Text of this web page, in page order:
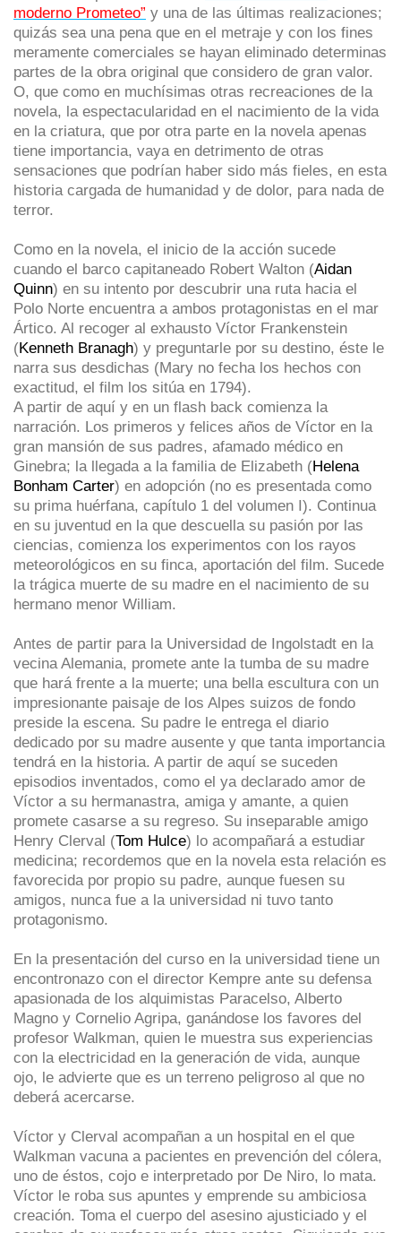
moderno Prometeo” y una de las últimas realizaciones;
quizás sea una pena que en el metraje y con los fines
meramente comerciales se hayan eliminado determinas
partes de la obra original que considero de gran valor.
O, que como en muchísimas otras recreaciones de la
novela, la espectacularidad en el nacimiento de la vida
en la criatura, que por otra parte en la novela apenas
tiene importancia, vaya en detrimento de otras
sensaciones que podrían haber sido más fieles, en esta
historia cargada de humanidad y de dolor, para nada de
terror.
Como en la novela, el inicio de la acción sucede
cuando el barco capitaneado Robert Walton (Aidan
Quinn) en su intento por descubrir una ruta hacia el
Polo Norte encuentra a ambos protagonistas en el mar
Ártico. Al recoger al exhausto Víctor Frankenstein
(Kenneth Branagh) y preguntarle por su destino, éste le
narra sus desdichas (Mary no fecha los hechos con
exactitud, el film los sitúa en 1794).
A partir de aquí y en un flash back comienza la
narración. Los primeros y felices años de Víctor en la
gran mansión de sus padres, afamado médico en
Ginebra; la llegada a la familia de Elizabeth (Helena
Bonham Carter) en adopción (no es presentada como
su prima huérfana, capítulo 1 del volumen I). Continua
en su juventud en la que descuella su pasión por las
ciencias, comienza los experimentos con los rayos
meteorológicos en su finca, aportación del film. Sucede
la trágica muerte de su madre en el nacimiento de su
hermano menor William.
Antes de partir para la Universidad de Ingolstadt en la
vecina Alemania, promete ante la tumba de su madre
que hará frente a la muerte; una bella escultura con un
impresionante paisaje de los Alpes suizos de fondo
preside la escena. Su padre le entrega el diario
dedicado por su madre ausente y que tanta importancia
tendrá en la historia. A partir de aquí se suceden
episodios inventados, como el ya declarado amor de
Víctor a su hermanastra, amiga y amante, a quien
promete casarse a su regreso. Su inseparable amigo
Henry Clerval (Tom Hulce) lo acompañará a estudiar
medicina; recordemos que en la novela esta relación es
favorecida por propio su padre, aunque fuesen su
amigos, nunca fue a la universidad ni tuvo tanto
protagonismo.
En la presentación del curso en la universidad tiene un
encontronazo con el director Kempre ante su defensa
apasionada de los alquimistas Paracelso, Alberto
Magno y Cornelio Agripa, ganándose los favores del
profesor Walkman, quien le muestra sus experiencias
con la electricidad en la generación de vida, aunque
ojo, le advierte que es un terreno peligroso al que no
deberá acercarse.
Víctor y Clerval acompañan a un hospital en el que
Walkman vacuna a pacientes en prevención del cólera,
uno de éstos, cojo e interpretado por De Niro, lo mata.
Víctor le roba sus apuntes y emprende su ambiciosa
creación. Toma el cuerpo del asesino ajusticiado y el